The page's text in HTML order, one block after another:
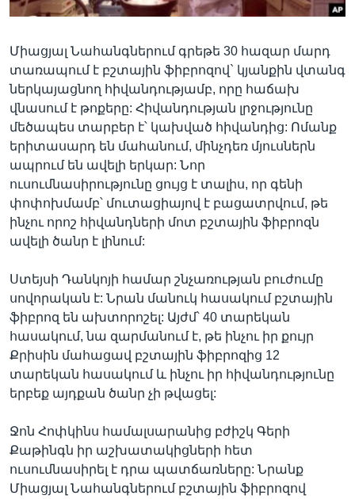
Լեզուներ
Միացյալ Նահանգներում գրեթե 30 հազար մարդ
տառապում է բշտային ֆիբրոզով` կյանքին վտանգ
ներկայացնող հիվանդությամբ, որը հաճախ
վնասում է թոքերը: Հիվանդության լրջությունը
մեծապես տարբեր է՝ կախված հիվանդից: Ոմանք
երիտասարդ են մահանում, մինչդեռ մյուսներն
ապրում են ավելի երկար: Նոր
ուսումնասիրությունը ցույց է տալիս, որ գենի
փոփոխմամբ՝ մուտացիայով է բացատրվում, թե
ինչու որոշ հիվանդների մոտ բշտային ֆիբրոզն
ավելի ծանր է լինում:
Ստեյսի Դանկոյի համար շնչառության բուժումը
սովորական է: Նրան մանուկ հասակում բշտային
ֆիբրոզ են ախտորոշել: Այժմ՝ 40 տարեկան
հասակում, նա զարմանում է, թե ինչու իր քույր
Քրիսին մահացավ բշտային ֆիբրոզից 12
տարեկան հասակում և ինչու իր հիվանդությունը
երբեք այդքան ծանր չի թվացել:
Ջոն Հոփկինս համալսարանից բժիշկ Գերի
Քաթինգն իր աշխատակիցների հետ
ուսումնասիրել է դրա պատճառները: Նրանք
Միացյալ Նահանգներում բշտային ֆիբրոզով